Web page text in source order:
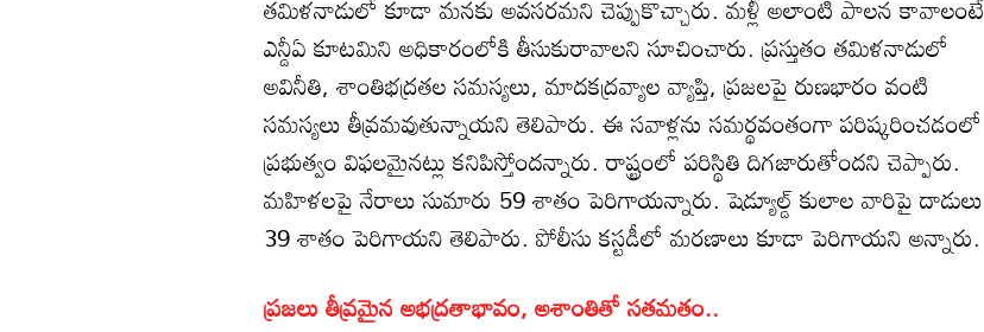
తమిళనాడులో కూడా మనకు అవసరమని చెప్పుకొచ్చారు. మళ్లీ అలాంటి పాలన కావాలంటే
ఎన్డీఏ కూటమిని అధికారంలోకి తీసుకురావాలని సూచించారు. ప్రస్తుతం తమిళనాడులో
అవినీతి, శాంతిభద్రతల సమస్యలు, మాదకద్రవ్యాల వ్యాప్తి, ప్రజలపై రుణభారం వంటి
సమస్యలు తీవ్రమవుతున్నాయని తెలిపారు. ఈ సవాళ్లను సమర్థవంతంగా పరిష్కరించడంలో
ప్రభుత్వం విఫలమైనట్లు కనిపిస్తోందన్నారు. రాష్ట్రంలో పరిస్థితి దిగజారుతోందని చెప్పారు.
మహిళలపై నేరాలు సుమారు 59 శాతం పెరిగాయన్నారు. షెడ్యూల్డ్ కులాల వారిపై దాడులు
39 శాతం పెరిగాయని తెలిపారు. పోలీసు కస్టడీలో మరణాలు కూడా పెరిగాయని అన్నారు.
ప్రజలు తీవ్రమైన అభద్రతాభావం, అశాంతితో సతమతం..